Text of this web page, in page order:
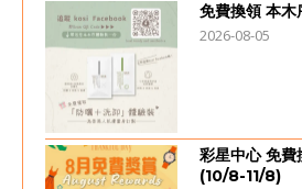
免費換領 本木
2026-08-05
彩星中心 免費
(10/8-11/8)